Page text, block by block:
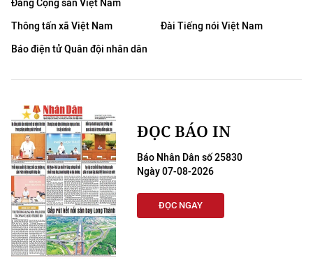
Đảng Cộng sản Việt Nam
Thông tấn xã Việt Nam
Đài Tiếng nói Việt Nam
Báo điện tử Quân đội nhân dân
ĐỌC BÁO IN
Báo Nhân Dân số 25830
Ngày 07-08-2026
ĐỌC NGAY